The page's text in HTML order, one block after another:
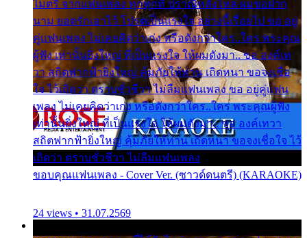
ไมตรี จากแฟนเพลง ทุกทุกที่ ปราณีหลั่งไหล ผมขอฝาก
นาม ยอดรักเอาไว้ โปรดเป็นแรงใจ อย่างนี้เรื่อยไป ขอ อยู่
คู่แฟนเพลง ไม่เคยคิดว่าเก่ง หรือดังกว่าใคร..ใคร พระคุณ
ผู้ฟัง เท่านั้นยิ่งใหญ่ ที่เป็นแรงใจ ให้ผมดังมา.. ขอ องค์เท
วา สถิตฟากฟ้ายิ่งใหญ่ คุ้มภัยให้ท่าน เถิดหนา ขอจงเชื่อ
ใจ ไว้เถิดว่า ตราบชั่วชีวา ไม่ลืมแฟนเพลง ขอ อยู่คู่แฟน
เพลง ไม่เคยคิดว่าเก่ง หรือดังกว่าใคร..ใคร พระคุณผู้ฟัง
เท่านั้นยิ่งใหญ่ ที่เป็นแรงใจ ให้ผมดังมา.. ขอ องค์เทวา
สถิตฟากฟ้ายิ่งใหญ่ คุ้มภัยให้ท่าน เถิดหนา ขอจงเชื่อใจ ไว้
เถิดว่า ตราบชั่วชีวา ไม่ลืมแฟนเพลง
ขอบคุณแฟนเพลง - Cover Ver. (ซาวด์ดนตรี) (KARAOKE)
24 views • 31.07.2569